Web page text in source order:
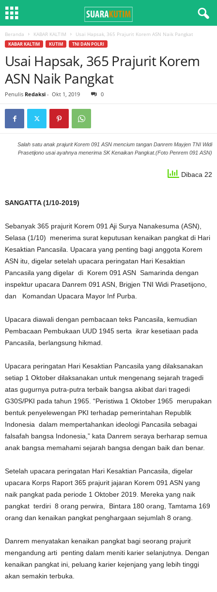
Beranda KABAR KALTIM Usai Hapsak, 365 Prajurit Korem ASN Naik Pangkat
KABAR KALTIM KUTIM TNI DAN POLRI
Usai Hapsak, 365 Prajurit Korem
ASN Naik Pangkat
Penulis Redaksi - Okt 1, 2019 0
Salah satu anak prajurit Korem 091 ASN mencium tangan Danrem Mayjen TNI Widi
Prasetijono usai ayahnya menerima SK Kenaikan Pangkat.(Foto Penrem 091 ASN)
Dibaca 22
SANGATTA (1/10-2019)
Sebanyak 365 prajurit Korem 091 Aji Surya Nanakesuma (ASN),
Selasa (1/10) menerima surat keputusan kenaikan pangkat di Hari
Kesaktian Pancasila. Upacara yang penting bagi anggota Korem
ASN itu, digelar setelah upacara peringatan Hari Kesaktian
Pancasila yang digelar di Korem 091 ASN Samarinda dengan
inspektur upacara Danrem 091 ASN, Brigjen TNI Widi Prasetijono,
dan Komandan Upacara Mayor Inf Purba.
Upacara diawali dengan pembacaan teks Pancasila, kemudian
Pembacaan Pembukaan UUD 1945 serta ikrar kesetiaan pada
Pancasila, berlangsung hikmad.
Upacara peringatan Hari Kesaktian Pancasila yang dilaksanakan
setiap 1 Oktober dilaksanakan untuk mengenang sejarah tragedi
atas gugurnya putra-putra terbaik bangsa akibat dari tragedi
G30S/PKI pada tahun 1965. “Peristiwa 1 Oktober 1965 merupakan
bentuk penyelewengan PKI terhadap pemerintahan Republik
Indonesia dalam mempertahankan ideologi Pancasila sebagai
falsafah bangsa Indonesia,” kata Danrem seraya berharap semua
anak bangsa memahami sejarah bangsa dengan baik dan benar.
Setelah upacara peringatan Hari Kesaktian Pancasila, digelar
upacara Korps Raport 365 prajurit jajaran Korem 091 ASN yang
naik pangkat pada periode 1 Oktober 2019. Mereka yang naik
pangkat terdiri 8 orang perwira, Bintara 180 orang, Tamtama 169
orang dan kenaikan pangkat penghargaan sejumlah 8 orang.
Danrem menyatakan kenaikan pangkat bagi seorang prajurit
mengandung arti penting dalam meniti karier selanjutnya. Dengan
kenaikan pangkat ini, peluang karier kejenjang yang lebih tinggi
akan semakin terbuka.